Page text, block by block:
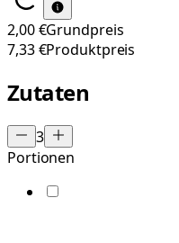
2,00 €Grundpreis
7,33 €Produktpreis
Zutaten
3
Portionen